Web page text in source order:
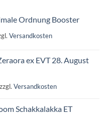
Ordnung Booster
Versandkosten
ex EVT 28. August
zzgl. Versandkosten
Schakkalakka ET